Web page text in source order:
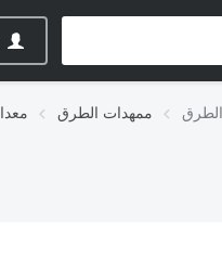
ممهدات الطرق